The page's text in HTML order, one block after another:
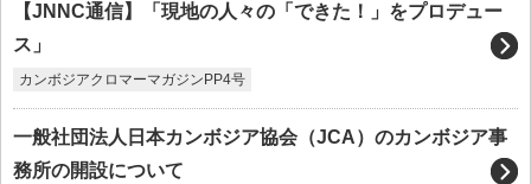
【JNNC通信】「現地の人々の「できた！」をプロデュー
ス」
カンボジアクロマーマガジンPP4号
一般社団法人日本カンボジア協会（JCA）のカンボジア事
務所の開設について